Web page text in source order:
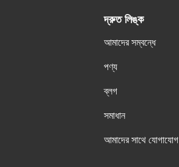
দ্রুত লিঙ্ক
আমাদের সম্বন্ধে
পণ্য
ব্লগ
সমাধান
আমাদের সাথে যোগাযোগ